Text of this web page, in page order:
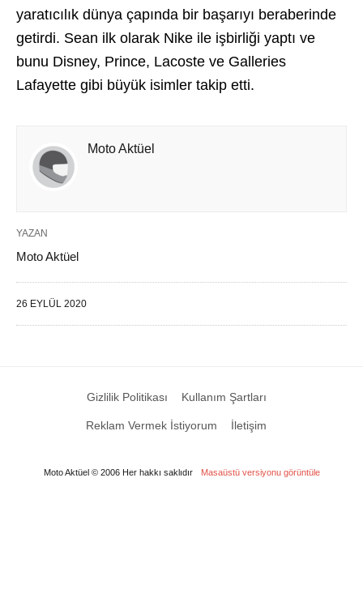
yaratıcılık dünya çapında bir başarıyı beraberinde
getirdi. Sean ilk olarak Nike ile işbirliği yaptı ve
bunu Disney, Prince, Lacoste ve Galleries
Lafayette gibi büyük isimler takip etti.
Moto Aktüel
YAZAN
Moto Aktüel
26 EYLÜL 2020
Gizlilik Politikası Kullanım Şartları
Reklam Vermek İstiyorum İletişim
Moto Aktüel © 2006 Her hakkı saklıdır Masaüstü versiyonu görüntüle